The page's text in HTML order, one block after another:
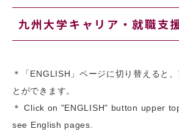
九州大学キャリア・就職支
＊「ENGLISH」ページに切り替えると
とができます。
＊ Click on "ENGLISH" button upper
see English pages.